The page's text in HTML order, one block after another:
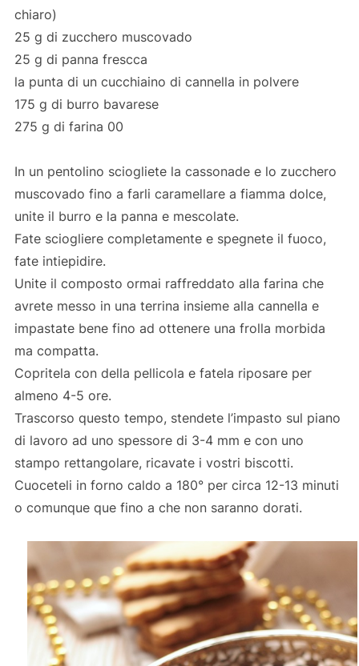
chiaro)
25 g di zucchero muscovado
25 g di panna frescca
la punta di un cucchiaino di cannella in polvere
175 g di burro bavarese
275 g di farina 00
In un pentolino sciogliete la cassonade e lo zucchero
muscovado fino a farli caramellare a fiamma dolce,
unite il burro e la panna e mescolate.
Fate sciogliere completamente e spegnete il fuoco,
fate intiepidire.
Unite il composto ormai raffreddato alla farina che
avrete messo in una terrina insieme alla cannella e
impastate bene fino ad ottenere una frolla morbida
ma compatta.
Copritela con della pellicola e fatela riposare per
almeno 4-5 ore.
Trascorso questo tempo, stendete l’impasto sul piano
di lavoro ad uno spessore di 3-4 mm e con uno
stampo rettangolare, ricavate i vostri biscotti.
Cuoceteli in forno caldo a 180° per circa 12-13 minuti
o comunque que fino a che non saranno dorati.